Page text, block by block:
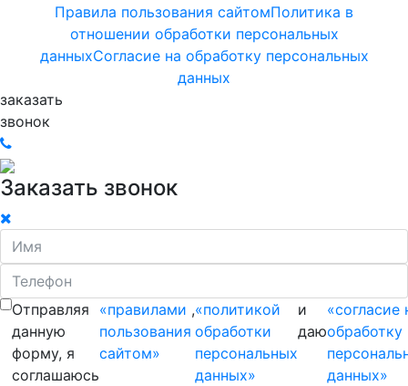
Правила пользования сайтомПолитика в
отношении обработки персональных
данныхСогласие на обработку персональных
данных
заказать
звонок
Заказать звонок
Отправляя
данную
форму, я
соглашаюсь
«правилами
пользования
сайтом»
,«политикой
обработки
персональных
данных»
и
даю
«согласие
обработку
данных»